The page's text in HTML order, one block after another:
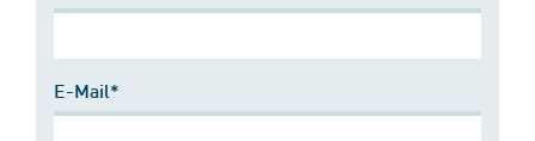
E-Mail*